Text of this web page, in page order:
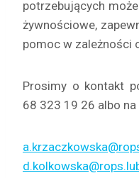
potrzebujących
żywnościowe,
pomoc w zależności
Prosimy o kontakt
68 323 19 26 albo